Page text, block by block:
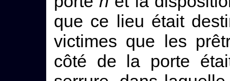
que ce lieu était
victimes que les
côté de la porte